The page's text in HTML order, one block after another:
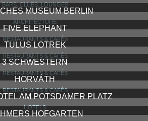
BARS, CLUBS, LOUNGES
MUSEUM BERLIN
ARCHITECTURE
FIVE ELEPHANT
RESTAURANTS & CAFÉS
TULUS LOTREK
RESTAURANTS & CAFÉS
3 SCHWESTERN
RESTAURANTS & CAFÉS
HORVÁTH
RESTAURANTS & CAFÉS
AM POTSDAMER PLATZ
HOTELS
HOFGARTEN